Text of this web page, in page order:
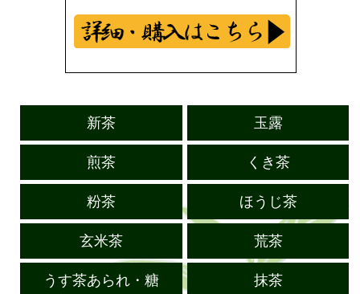
新茶 玉露
煎茶 くき茶
粉茶 ほうじ茶
玄米茶 荒茶
うす茶あられ・糖 抹茶